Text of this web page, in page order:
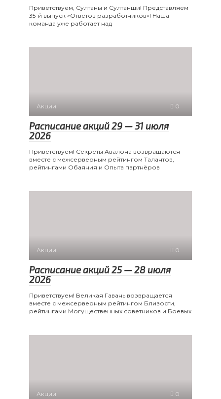
Приветствуем, Султаны и Султанши! Представляем
35-й выпуск «Ответов разработчиков»! Наша
команда уже работает над
Акции 0
Расписание акций 29 — 31 июля
2026
Приветствуем! Секреты Авалона возвращаются
вместе с межсерверным рейтингом Талантов,
рейтингами Обаяния и Опыта партнёров
Акции 0
Расписание акций 25 — 28 июля
2026
Приветствуем! Великая Гавань возвращается
вместе с межсерверным рейтингом Близости,
рейтингами Могущественных советников и Боевых
Акции 0